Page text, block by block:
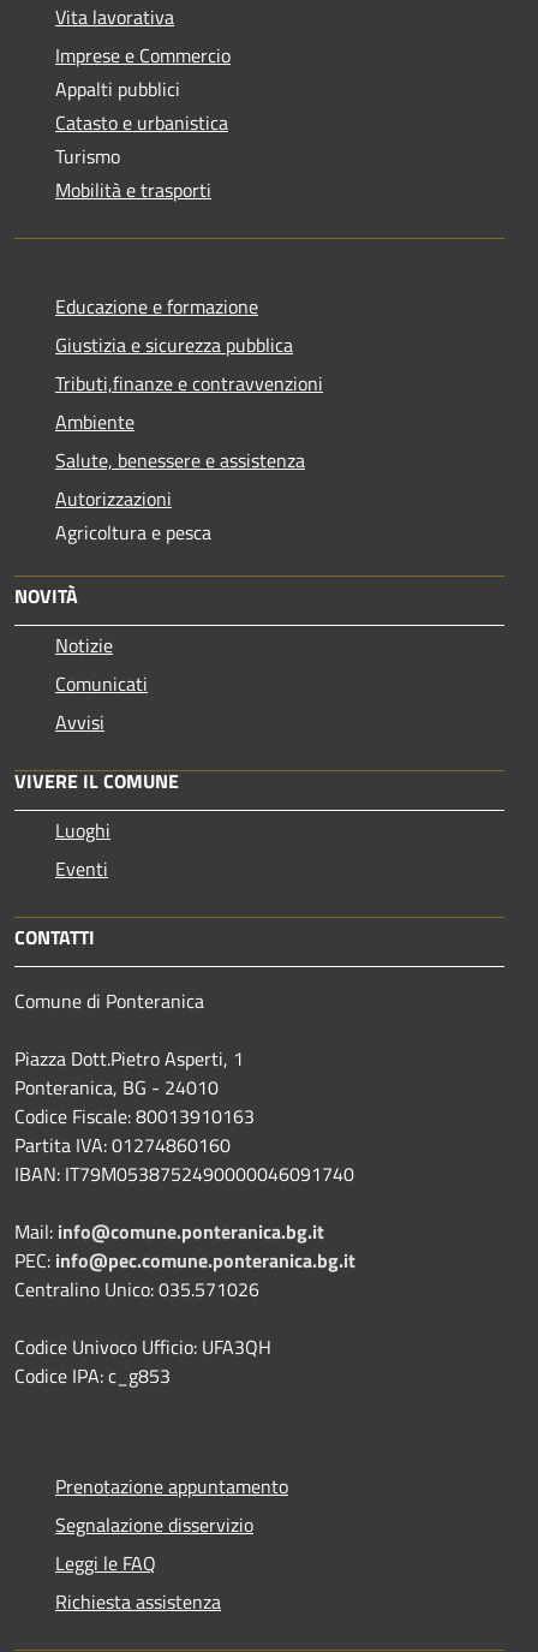
Vita lavorativa
Imprese e Commercio
Appalti pubblici
Catasto e urbanistica
Turismo
Mobilità e trasporti
Educazione e formazione
Giustizia e sicurezza pubblica
Tributi,finanze e contravvenzioni
Ambiente
Salute, benessere e assistenza
Autorizzazioni
Agricoltura e pesca
NOVITÀ
Notizie
Comunicati
Avvisi
VIVERE IL COMUNE
Luoghi
Eventi
CONTATTI
Comune di Ponteranica
Piazza Dott.Pietro Asperti, 1
Ponteranica, BG - 24010
Codice Fiscale: 80013910163
Partita IVA: 01274860160
IBAN: IT79M0538752490000046091740
Mail: info@comune.ponteranica.bg.it
PEC: info@pec.comune.ponteranica.bg.it
Centralino Unico: 035.571026
Codice Univoco Ufficio: UFA3QH
Codice IPA: c_g853
Prenotazione appuntamento
Segnalazione disservizio
Leggi le FAQ
Richiesta assistenza